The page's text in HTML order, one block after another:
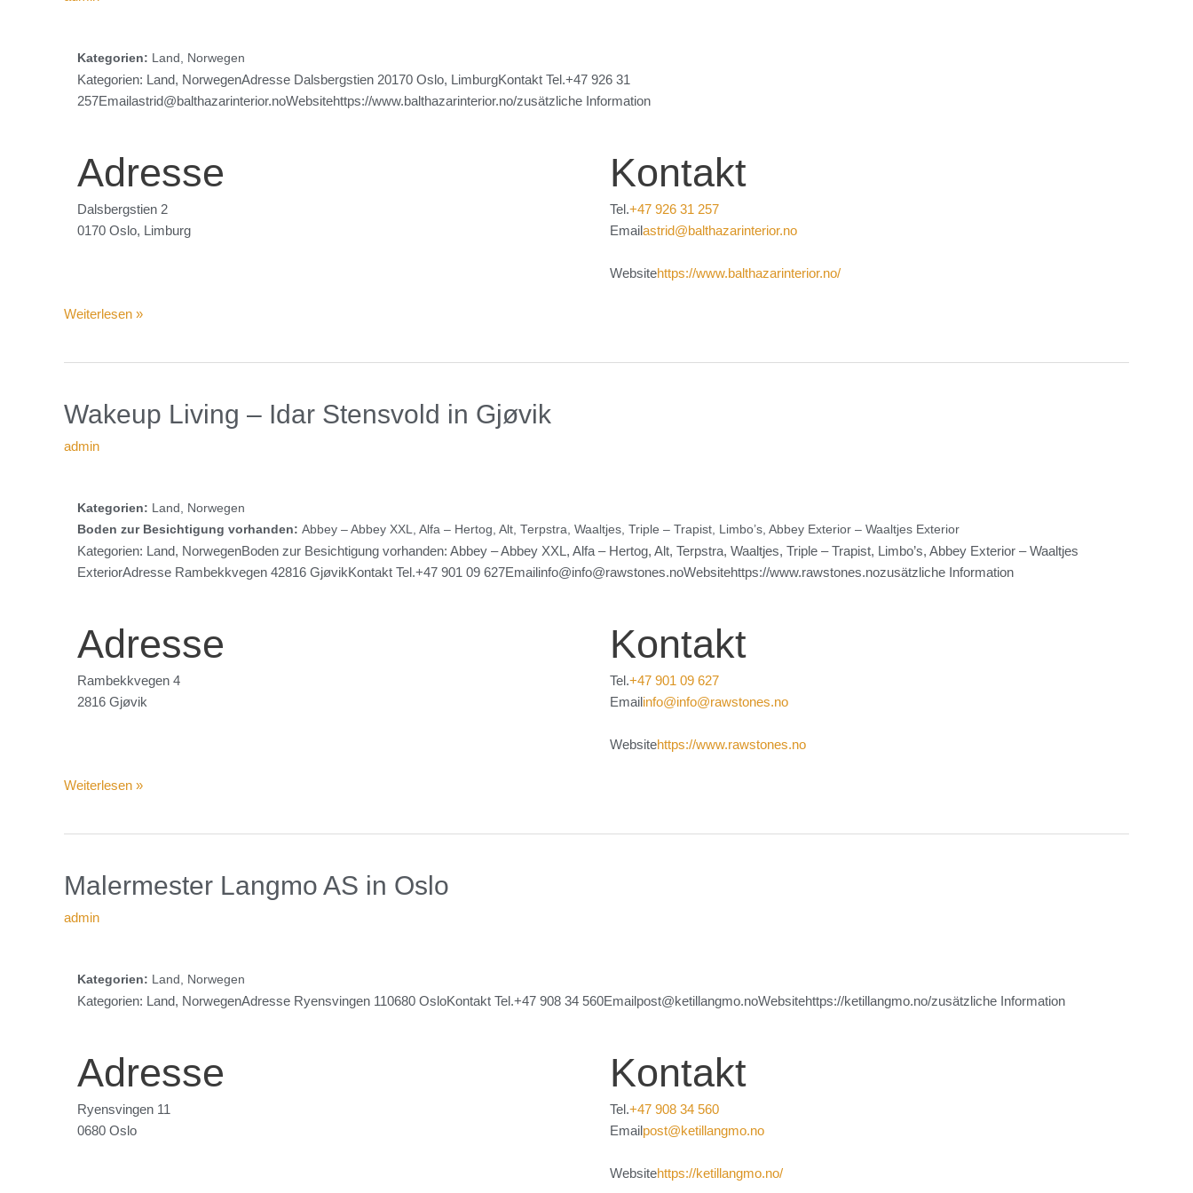
Kategorien: Land, Norwegen
Kategorien: Land, NorwegenAdresse Dalsbergstien 20170 Oslo, LimburgKontakt Tel.+47 926 31
257Emailastrid@balthazarinterior.noWebsitehttps://www.balthazarinterior.no/zusätzliche Information
Adresse
Dalsbergstien 2
0170 Oslo, Limburg
Kontakt
Tel.+47 926 31 257
Emailastrid@balthazarinterior.no
Websitehttps://www.balthazarinterior.no/
Weiterlesen »
Wakeup Living – Idar Stensvold in Gjøvik
admin
Kategorien: Land, Norwegen
Boden zur Besichtigung vorhanden: Abbey – Abbey XXL, Alfa – Hertog, Alt, Terpstra, Waaltjes, Triple – Trapist, Limbo’s, Abbey Exterior – Waaltjes Exterior
Kategorien: Land, NorwegenBoden zur Besichtigung vorhanden: Abbey – Abbey XXL, Alfa – Hertog, Alt, Terpstra, Waaltjes, Triple – Trapist, Limbo’s, Abbey Exterior – Waaltjes
ExteriorAdresse Rambekkvegen 42816 GjøvikKontakt Tel.+47 901 09 627Emailinfo@info@rawstones.noWebsitehttps://www.rawstones.nozusätzliche Information
Adresse
Rambekkvegen 4
2816 Gjøvik
Kontakt
Tel.+47 901 09 627
Emailinfo@info@rawstones.no
Websitehttps://www.rawstones.no
Wakeup
Living
–
in
Gjøvik
Weiterlesen »
Malermester Langmo AS in Oslo
admin
Kategorien: Land, Norwegen
Kategorien: Land, NorwegenAdresse Ryensvingen 110680 OsloKontakt Tel.+47 908 34 560Emailpost@ketillangmo.noWebsitehttps://ketillangmo.no/zusätzliche Information
Adresse
Ryensvingen 11
0680 Oslo
Kontakt
Tel.+47 908 34 560
Emailpost@ketillangmo.no
Websitehttps://ketillangmo.no/
Malermester
Langmo
AS
in
Oslo